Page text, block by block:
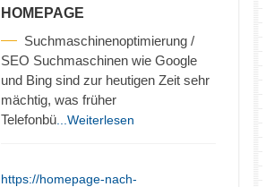
HOMEPAGE
Suchmaschinenoptimierung /
SEO Suchmaschinen wie Google
und Bing sind zur heutigen Zeit sehr
mächtig, was früher
Telefonbü ...Weiterlesen
https://homepage-nach-